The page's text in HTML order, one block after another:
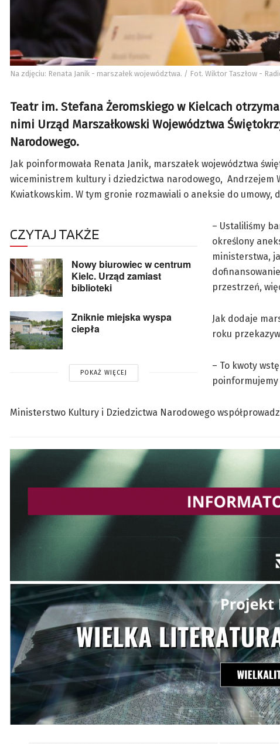
Na zdjęciu: Renata Janik - marszałek województwa. / Fot. Wiktor Taszłow -
Teatr im. Stefana Żeromskiego w Kielcach
nimi Urząd Marszałkowski Województwa
Narodowego.
Jak poinformowała Renata Janik, marszałek województwa
wiceministrem kultury i dziedzictwa narodowego, Andrzejem
Kwiatkowskim. W tym gronie rozmawiali o aneksie do umowy,
CZYTAJ TAKŻE
Nowy biurowiec w centrum
Kielc. Urząd zamiast
biblioteki
Zniknie miejska wyspa
ciepła
POKAŻ WIĘCEJ
– Ustaliliśmy
określony
ministerstwa,
przestrzeń,
Jak dodaje
roku
– To kwoty
poinformujemy
Ministerstwo Kultury i Dziedzictwa Narodowego